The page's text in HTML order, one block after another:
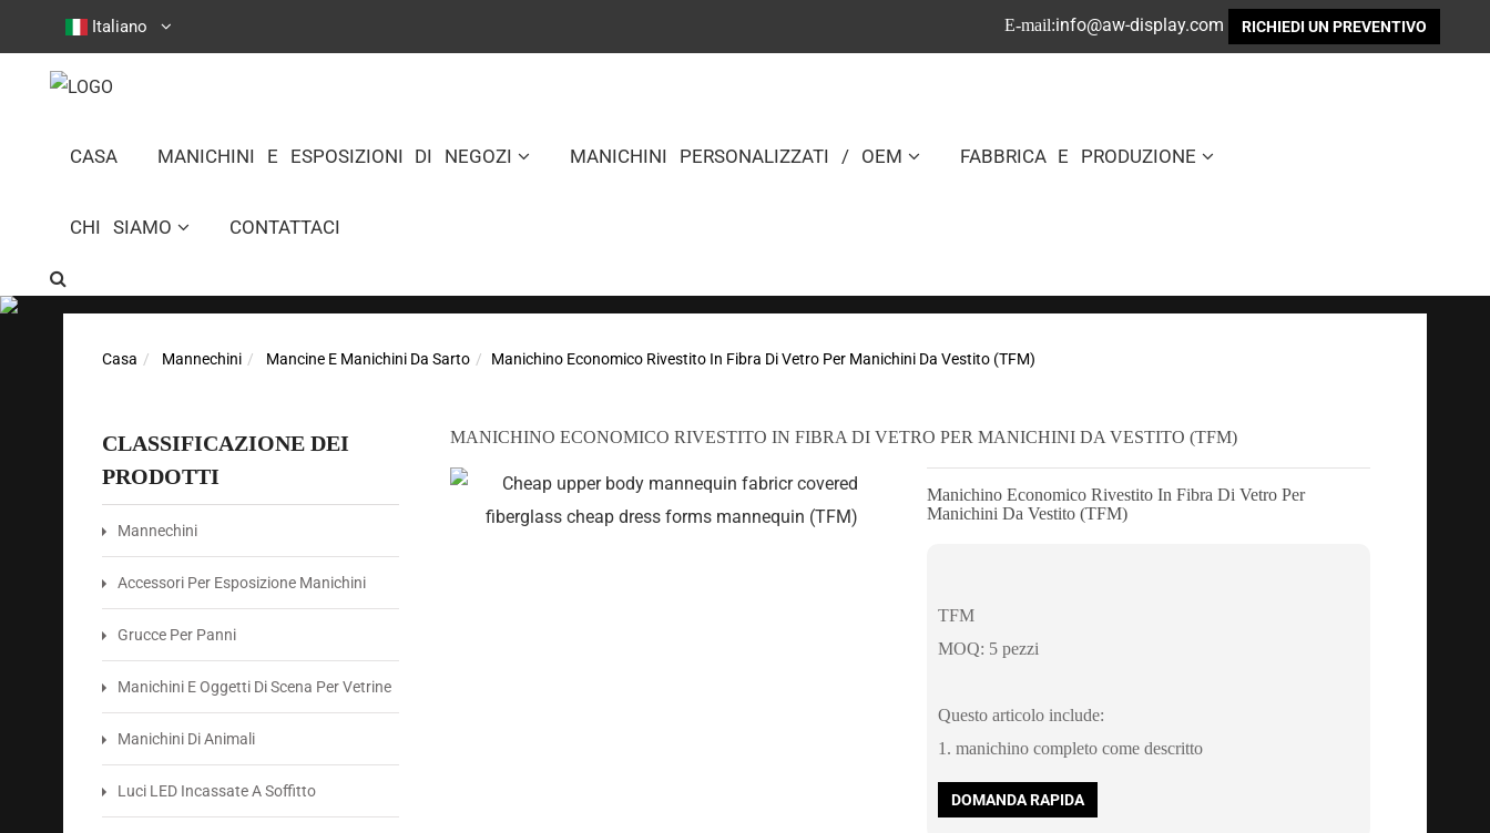
Italiano E-mail:info@aw-display.com RICHIEDI UN PREVENTIVO
CASA MANICHINI E ESPOSIZIONI DI NEGOZI MANICHINI PERSONALIZZATI / OEM FABBRICA E PRODUZIONE
CHI SIAMO CONTATTACI
Casa Mannechini Mancine E Manichini Da Sarto Manichino Economico Rivestito In Fibra Di Vetro Per Manichini Da Vestito (TFM)
CLASSIFICAZIONE DEI
PRODOTTI
Mannechini
Accessori Per Esposizione Manichini
Grucce Per Panni
Manichini E Oggetti Di Scena Per Vetrine
Manichini Di Animali
Luci LED Incassate A Soffitto
MANICHINO ECONOMICO RIVESTITO IN FIBRA DI VETRO PER MANICHINI DA VESTITO (TFM)
Manichino Economico Rivestito In Fibra Di Vetro Per
Manichini Da Vestito (TFM)
TFM
MOQ: 5 pezzi
Questo articolo include:
1. manichino completo come descritto
DOMANDA RAPIDA